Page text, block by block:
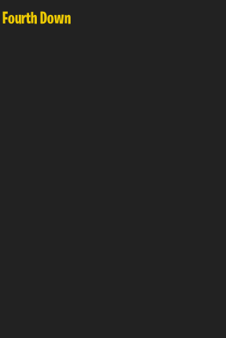
Fourth Down